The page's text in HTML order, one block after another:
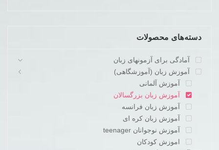
دسته‌های محصولات
آمادگی برای آزمونهای زبان
آموزش زبان (آموزشگاهی)
آموزش آلمانی
آموزش زبان بزرگسالان
آموزش زبان فرانسه
آموزش زبان کره ای
آموزش نوجوانان teenager
اموزش کودکان